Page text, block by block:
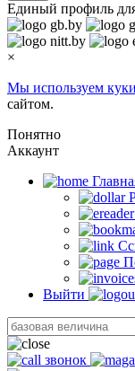
Единый профиль
×
Мы используем
сайтом.
Понятно
Аккаунт
Выйти
звонок